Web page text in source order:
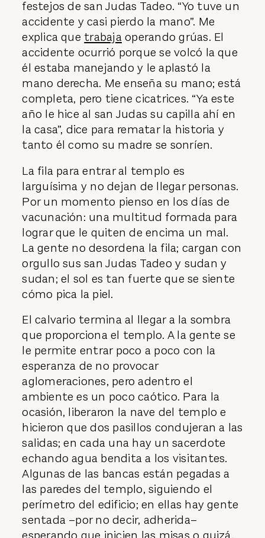
festejos de san Judas Tadeo. “Yo tuve un
accidente y casi pierdo la mano”. Me
explica que trabajaoperando grúas. El
accidente ocurrió porque se volcó la que
él estaba manejando y le aplastó la
mano derecha. Me enseña su mano; está
completa, pero tiene cicatrices. “Ya este
año le hice al san Judas su capilla ahí en
la casa”, dice para rematar la historia y
tanto él como su madre se sonríen.
La fila para entrar al templo es
larguísima y no dejan de llegar personas.
Por un momento pienso en los días de
vacunación: una multitud formada para
lograr que le quiten de encima un mal.
La gente no desordena la fila; cargan con
orgullo sus san Judas Tadeo y sudan y
sudan; el sol es tan fuerte que se siente
cómo pica la piel.
El calvario termina al llegar a la sombra
que proporciona el templo. A la gente se
le permite entrar poco a poco con la
esperanza de no provocar
aglomeraciones, pero adentro el
ambiente es un poco caótico. Para la
ocasión, liberaron la nave del templo e
hicieron que dos pasillos condujeran a las
salidas; en cada una hay un sacerdote
echando agua bendita a los visitantes.
Algunas de las bancas están pegadas a
las paredes del templo, siguiendo el
perímetro del edificio; en ellas hay gente
sentada –por no decir, adherida–